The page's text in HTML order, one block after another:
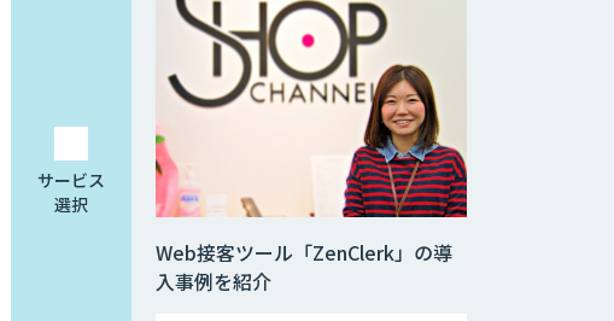
サービス
選択
Web接客ツール「ZenClerk」の導
入事例を紹介